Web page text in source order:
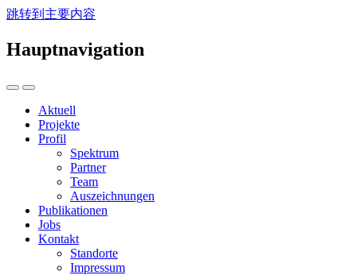
跳转到主要内容
Hauptnavigation
Aktuell
Projekte
Profil
Spektrum
Partner
Team
Auszeichnungen
Publikationen
Jobs
Kontakt
Standorte
Impressum